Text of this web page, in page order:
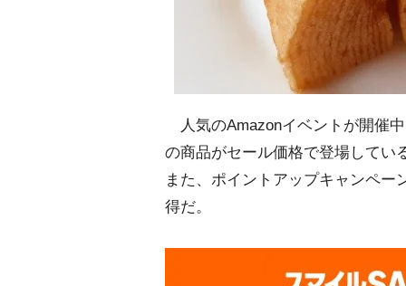
人気のAmazonイベントが開催
の商品がセール価格で登場してい
また、ポイントアップキャンペー
得だ。